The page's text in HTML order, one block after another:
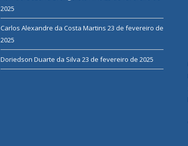
2025
Carlos Alexandre da Costa Martins 23 de fevereiro de
2025
Doriedson Duarte da Silva 23 de fevereiro de 2025